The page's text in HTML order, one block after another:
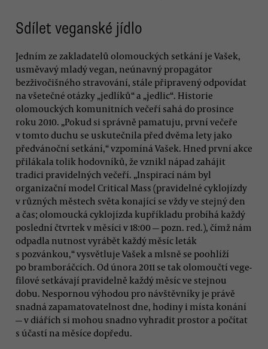
Sdílet veganské jídlo
Jedním ze zakladatelů olomouckých setkání je Vašek,
usměvavý mladý vegan, neúnavný propagátor
bezživočišného stravování, stále připravený odpovídat
na všetečné otázky „jedlíků“ a „jedlic“. Historie
olomouckých komunitních večeří sahá do prosince
roku 2010. „Pokud si správně pamatuju, první večeře
v tomto duchu se uskutečnila před dvěma lety jako
předvánoční setkání,“ vzpomíná Vašek. Hned první akce
přilákala tolik hodovníků, že vznikl nápad zahájit
tradici pravidelných večeří. „Inspirací nám byl
organizační model Critical Mass (pravidelné cyklojízdy
v různých městech světa konající se vždy ve stejný den
a čas; olomoucká cyklojízda kupříkladu probíhá každý
poslední čtvrtek v měsíci v 18:00 — pozn. red.), čímž nám
odpadla nutnost vyrábět každý měsíc leták
s pozvánkou,“ vysvětluje Vašek a mlsně se poohlíží
po bramboráčcích. Od února 2011 se tak olomoučtí vege-
filové setkávají pravidelně každý měsíc ve stejnou
dobu. Nespornou výhodou pro návštěvníky je právě
snadná zapamatovatelnost dne, hodiny i místa konání
— v diářích si mohou snadno vyhradit prostor a počítat
s účastí na měsíce dopředu.